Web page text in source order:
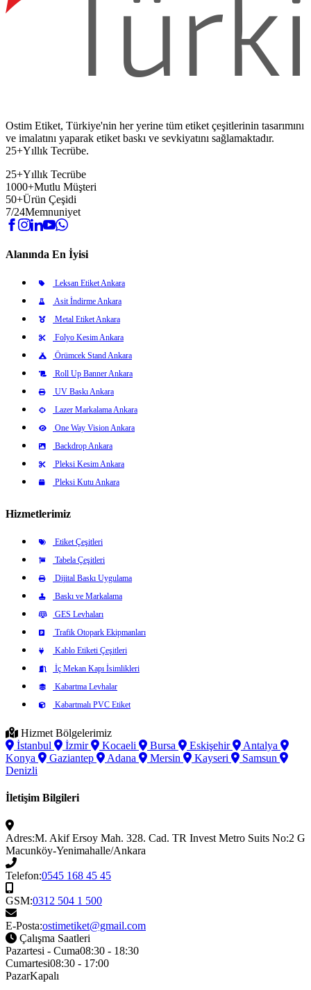
Ostim Etiket, Türkiye'nin her yerine tüm etiket çeşitlerinin tasarımını
ve imalatını yaparak etiket baskı ve sevkiyatını sağlamaktadır.
25+Yıllık Tecrübe.
25+Yıllık Tecrübe
1000+Mutlu Müşteri
50+Ürün Çeşidi
7/24Memnuniyet
Alanında En İyisi
Leksan Etiket Ankara
Asit İndirme Ankara
Metal Etiket Ankara
Folyo Kesim Ankara
Örümcek Stand Ankara
Roll Up Banner Ankara
UV Baskı Ankara
Lazer Markalama Ankara
One Way Vision Ankara
Backdrop Ankara
Pleksi Kesim Ankara
Pleksi Kutu Ankara
Hizmetlerimiz
Etiket Çeşitleri
Tabela Çeşitleri
Dijital Baskı Uygulama
Baskı ve Markalama
GES Levhaları
Trafik Otopark Ekipmanları
Kablo Etiketi Çeşitleri
İç Mekan Kapı İsimlikleri
Kabartma Levhalar
Kabartmalı PVC Etiket
Hizmet Bölgelerimiz
İstanbul
İzmir Kocaeli Bursa Eskişehir
Antalya
Konya
Gaziantep Adana Mersin Kayseri
Samsun
Denizli
İletişim Bilgileri
Adres:M. Akif Ersoy Mah. 328. Cad. TR Invest Metro Suits No:2 G
Macunköy-Yenimahalle/Ankara
Telefon:0545 168 45 45
GSM:0312 504 1 500
E-Posta:ostimetiket@gmail.com
Çalışma Saatleri
Pazartesi - Cuma08:30 - 18:30
Cumartesi08:30 - 17:00
PazarKapalı